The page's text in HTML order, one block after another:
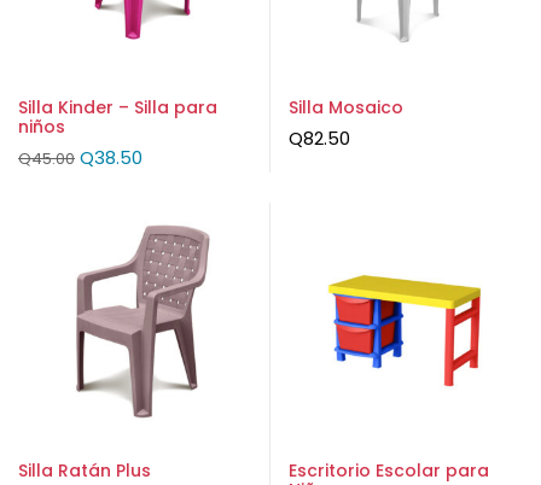
Silla Kinder – Silla para
niños
Q45.00 Q38.50
Silla Mosaico
Q82.50
Silla Ratán Plus
Escritorio Escolar para